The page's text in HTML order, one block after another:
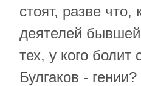
стоят, разве
деятелей
тех, у кого
Булгаков -